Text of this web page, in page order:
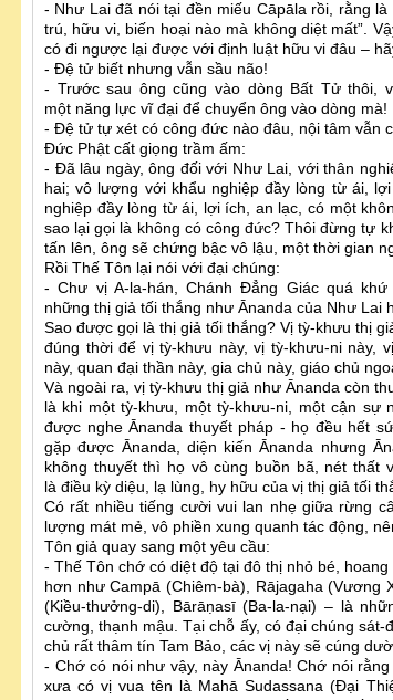
- Như Lai đã nói tại đền miếu Cāpāla rồi, rằng
trú, hữu vi, biến hoại nào mà không diệt mất”.
có đi ngược lại được với định luật hữu vi đâu –
- Đệ tử biết nhưng vẫn sầu não!
- Trước sau ông cũng vào dòng Bất Tử thôi,
một năng lực vĩ đại để chuyển ông vào dòng mà!
- Đệ tử tự xét có công đức nào đâu, nội tâm vẫn
Đức Phật cất giọng trầm ấm:
- Đã lâu ngày, ông đối với Như Lai, với thân
hai; vô lượng với khẩu nghiệp đầy lòng từ ái,
nghiệp đầy lòng từ ái, lợi ích, an lạc, có một
sao lại gọi là không có công đức? Thôi đừng tự
tấn lên, ông sẽ chứng bậc vô lậu, một thời gian
Rồi Thế Tôn lại nói với đại chúng:
- Chư vị A-la-hán, Chánh Đẳng Giác quá
những thị giả tối thắng như Ānanda của Như Lai
Sao được gọi là thị giả tối thắng? Vị tỳ-khưu thị
đúng thời để vị tỳ-khưu này, vị tỳ-khưu-ni này,
này, quan đại thần này, gia chủ này, giáo chủ
Và ngoài ra, vị tỳ-khưu thị giả như Ānanda còn
là khi một tỳ-khưu, một tỳ-khưu-ni, một cận sự
được nghe Ānanda thuyết pháp - họ đều hết
gặp được Ānanda, diện kiến Ānanda nhưng
không thuyết thì họ vô cùng buồn bã, nét thất
là điều kỳ diệu, lạ lùng, hy hữu của vị thị giả tối
Có rất nhiều tiếng cười vui lan nhẹ giữa rừng
lượng mát mẻ, vô phiền xung quanh tác động,
Tôn giả quay sang một yêu cầu:
- Thế Tôn chớ có diệt độ tại đô thị nhỏ bé,
hơn như Campā (Chiêm-bà), Rājagaha (Vương
(Kiều-thưởng-di), Bārāṇasī (Ba-la-nại) – là
cường, thạnh mậu. Tại chỗ ấy, có đại chúng
chủ rất thâm tín Tam Bảo, các vị này sẽ cúng
- Chớ có nói như vậy, này Ānanda! Chớ nói
xưa có vị vua tên là Mahā Sudassana (Đại